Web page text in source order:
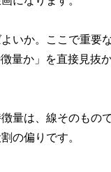
いか。ここで重要な
量か」を直接見抜
量は、線そのもの
の偏りです。